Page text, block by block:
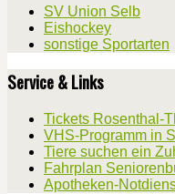
SV Union Selb
Eishockey
sonstige Sportarten
Service & Links
Tickets Rosenthal-
VHS-Programm in
Tiere suchen ein
Fahrplan
Apotheken-